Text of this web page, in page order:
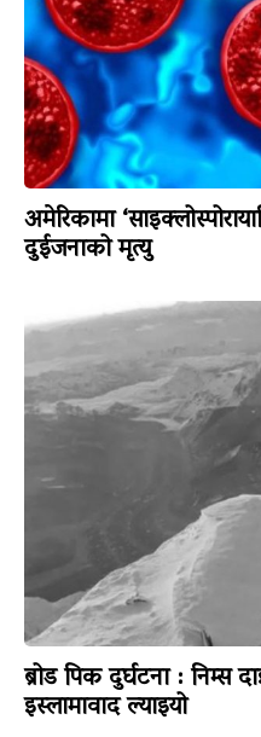
अमेरिकामा
दुईजनाको मृत्यु
ब्रोड पिक दुर्घटना : निम्स
इस्लामावाद ल्याइयो